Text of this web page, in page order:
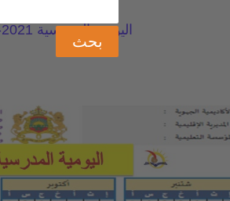
اليومية المدرسية 2021-2022 pdf بشكل احترافي